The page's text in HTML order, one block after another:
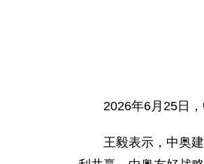
2026年6月25日
王毅表示，中奥